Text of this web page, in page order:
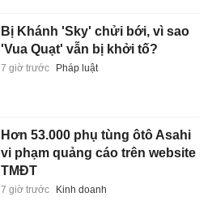
Bị Khánh 'Sky' chửi bới, vì sao
'Vua Quạt' vẫn bị khởi tố?
7 giờ trước Pháp luật
Hơn 53.000 phụ tùng ôtô Asahi
vi phạm quảng cáo trên website
TMĐT
7 giờ trước Kinh doanh